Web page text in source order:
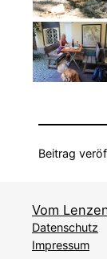
Beitrag
Vom
Datenschutz
Impressum